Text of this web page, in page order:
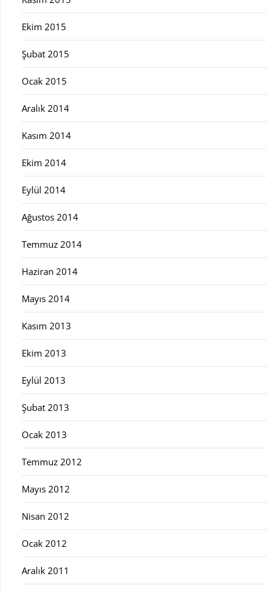
Ekim 2015
Şubat 2015
Ocak 2015
Aralık 2014
Kasım 2014
Ekim 2014
Eylül 2014
Ağustos 2014
Temmuz 2014
Haziran 2014
Mayıs 2014
Kasım 2013
Ekim 2013
Eylül 2013
Şubat 2013
Ocak 2013
Temmuz 2012
Mayıs 2012
Nisan 2012
Ocak 2012
Aralık 2011